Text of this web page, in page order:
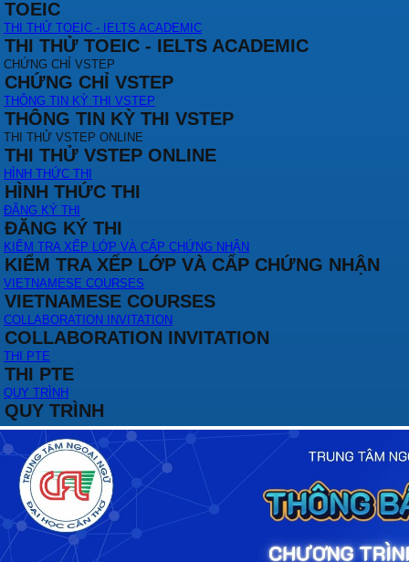
TOEIC
THI THỬ TOEIC - IELTS ACADEMIC
THI THỬ TOEIC - IELTS ACADEMIC
CHỨNG CHỈ VSTEP
CHỨNG CHỈ VSTEP
THÔNG TIN KỲ THI VSTEP
THÔNG TIN KỲ THI VSTEP
THI THỬ VSTEP ONLINE
THI THỬ VSTEP ONLINE
HÌNH THỨC THI
HÌNH THỨC THI
ĐĂNG KÝ THI
ĐĂNG KÝ THI
KIỂM TRA XẾP LỚP VÀ CẤP CHỨNG NHẬN
KIỂM TRA XẾP LỚP VÀ CẤP CHỨNG NHẬN
VIETNAMESE COURSES
VIETNAMESE COURSES
COLLABORATION INVITATION
COLLABORATION INVITATION
THI PTE
THI PTE
QUY TRÌNH
QUY TRÌNH